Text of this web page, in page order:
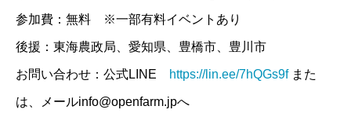
参加費：無料 ※一部有料イベントあり
後援：東海農政局、愛知県、豊橋市、豊川市
お問い合わせ：公式LINE https://lin.ee/7hQGs9fまた
は、メールinfo@openfarm.jpへ